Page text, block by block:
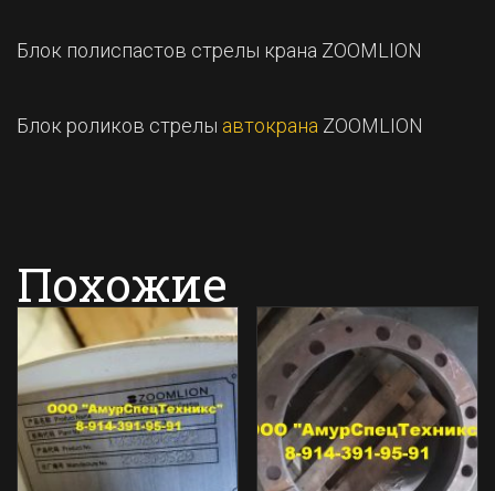
Блок полиспастов стрелы крана ZOOMLION
Блок роликов стрелы автокрана ZOOMLION
Похожие